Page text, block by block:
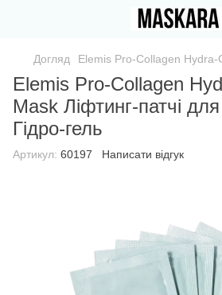
Догляд Elemis Pro-Collagen Hydra-
Elemis Pro-Collagen
Mask Ліфтинг-патчі
Гідро-гель
Артикул: 60197 Написати відгук